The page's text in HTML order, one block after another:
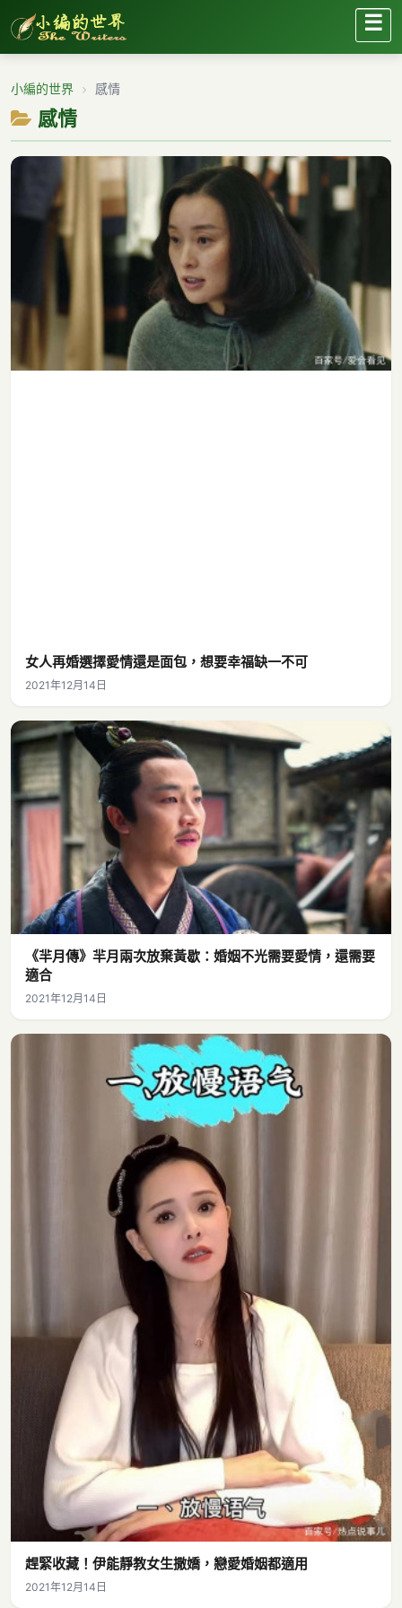
☰
小編的世界 感情
感情
女人再婚選擇愛情還是面包，想要幸福缺一不可
2021年12月14日
《羋月傳》羋月兩次放棄黃歇：婚姻不光需要愛情，還需要
適合
2021年12月14日
趕緊收藏！伊能靜教女生撒嬌，戀愛婚姻都適用
2021年12月14日